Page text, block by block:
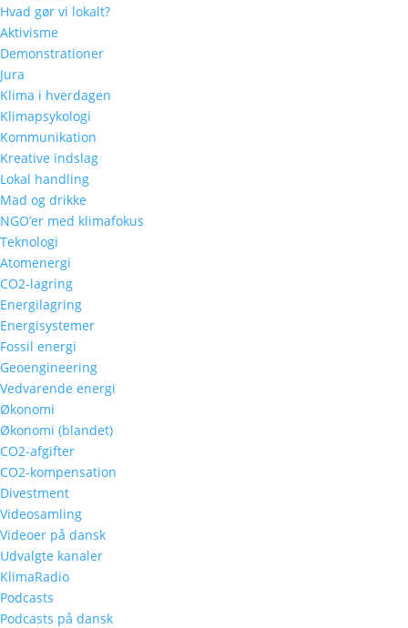
Hvad gør vi lokalt?
Aktivisme
Demonstrationer
Jura
Klima i hverdagen
Klimapsykologi
Kommunikation
Kreative indslag
Lokal handling
Mad og drikke
NGO’er med klimafokus
Teknologi
Atomenergi
CO2-lagring
Energilagring
Energisystemer
Fossil energi
Geoengineering
Vedvarende energi
Økonomi
Økonomi (blandet)
CO2-afgifter
CO2-kompensation
Divestment
Videosamling
Videoer på dansk
Udvalgte kanaler
KlimaRadio
Podcasts
Podcasts på dansk